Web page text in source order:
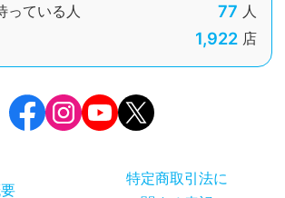
っている人
77 人
1,922 店
特定商取引法に